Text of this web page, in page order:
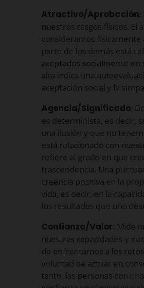
Atractivo/Aprobación
nuestros rasgos físicos. El
consideramos físicamente
parte de los demás está
aceptados socialmente en
alta indica una
aceptación social y la
Agencia/Significado:
es determinista, es decir,
una ilusión y que no
está relacionado con
refiere al grado en que
trascendencia. Una
creencia positiva en la
vida, es decir, en la
los resultados que uno
Confianza/Valor: Mide
nuestras capacidades y
de enfrentarnos a los
voluntad de actuar en
tanto, las personas con